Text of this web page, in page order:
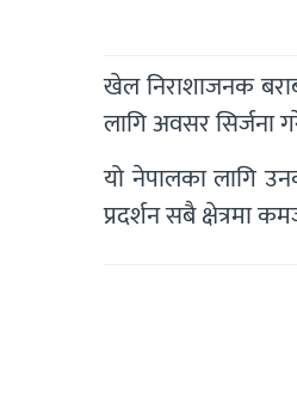
खेल निराशाजनक
लागि अवसर सिर्जना
यो नेपालका लागि
प्रदर्शन सबै क्षेत्रमा